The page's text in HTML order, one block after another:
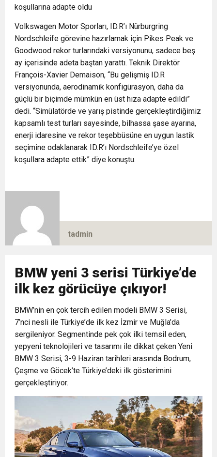
koşullarına adapte oldu
Volkswagen Motor Sporları, ID.R’ı Nürburgring
Nordschleife görevine hazırlamak için Pikes Peak ve
Goodwood rekor turlarındaki versiyonunu, sadece beş
ay içerisinde adeta baştan yarattı. Teknik Direktör
François-Xavier Demaison, “Bu gelişmiş ID.R
versiyonunda, aerodinamik konfigürasyon, daha da
güçlü bir biçimde mümkün en üst hıza adapte edildi”
dedi. “Simülatörde ve yarış pistinde gerçekleştirdiğimiz
kapsamlı test turları sayesinde, bilhassa şase ayarına,
enerji idaresine ve rekor teşebbüsüne en uygun lastik
seçimine odaklanarak ID.R’ı Nordschleife’ye özel
koşullara adapte ettik” diye konuştu.
tadmin
BMW yeni 3 serisi Türkiye’de
ilk kez görücüye çıkıyor!
BMW’nin en çok tercih edilen modeli BMW 3 Serisi,
7’nci nesli ile Türkiye’de ilk kez İzmir ve Muğla’da
sergileniyor. Segmentinde pek çok ilki temsil eden,
yepyeni teknolojileri ve tasarımı ile dikkat çeken Yeni
BMW 3 Serisi, 3-9 Haziran tarihleri arasında Bodrum,
Çeşme ve Göcek’te Türkiye’deki ilk gösterimini
gerçekleştiriyor.